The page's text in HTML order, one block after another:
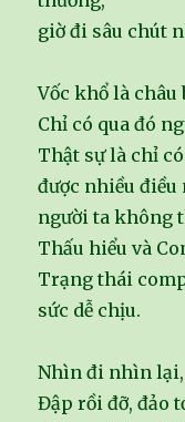
giờ đi sâu chút
Vốc khổ là châu
Chỉ có qua đó
Thật sự là chỉ
được nhiều điều
người ta không
Thấu hiểu và
Trạng thái
sức dễ chịu.
Nhìn đi nhìn
Đập rồi đỡ, đảo